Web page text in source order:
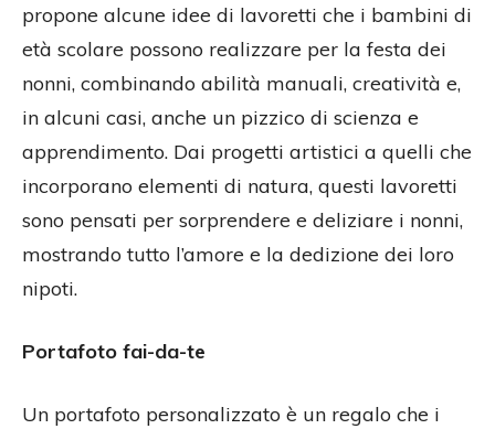
propone alcune idee di lavoretti che i bambini di
età scolare possono realizzare per la festa dei
nonni, combinando abilità manuali, creatività e,
in alcuni casi, anche un pizzico di scienza e
apprendimento. Dai progetti artistici a quelli che
incorporano elementi di natura, questi lavoretti
sono pensati per sorprendere e deliziare i nonni,
mostrando tutto l’amore e la dedizione dei loro
nipoti.
Portafoto fai-da-te
Un portafoto personalizzato è un regalo che i